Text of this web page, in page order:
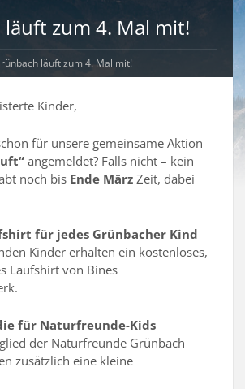
zum 4. Mal mit!
läuft zum 4. Mal mit!
Kinder,
für unsere gemeinsame Aktion
angemeldet? Falls nicht – kein
noch bis Ende März Zeit, dabei
für jedes Grünbacher Kind
Kinder erhalten ein kostenloses,
Laufshirt von Bines
für Naturfreunde-Kids
der Naturfreunde Grünbach
zusätzlich eine kleine